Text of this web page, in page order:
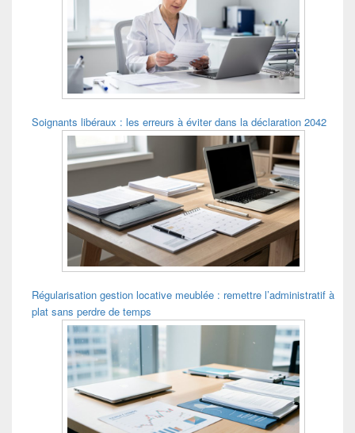
Soignants libéraux : les erreurs à éviter dans la déclaration 2042
Régularisation gestion locative meublée : remettre l’administratif à
plat sans perdre de temps